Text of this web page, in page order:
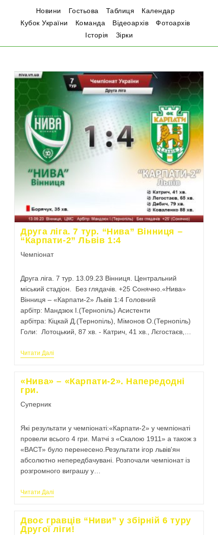
Новини Гостьова Таблиця
Календар
Кубок України
Команда Відеоархів
Фотоархів
Історія
Зірки
Друга ліга. 7 тур. “Нива” Вінниця –
“Карпати-2” Львів 1:4
Чемпіонат
Друга ліга. 7 тур. 13.09.23 Вінниця. Центральний
міський стадіон. Без глядачів. +25 Сонячно.«Нива»
Вінниця – «Карпати-2» Львів 1:4 Головний
арбітр: Мандзюк І.(Тернопіль) Асистенти
арбітра: Кіцкай Д.(Тернопіль), Мімонов О.(Тернопіль)
Голи: Лотоцький, 87 хв. - Катрич, 41 хв., Лєгостаєв,…
Читати Далі
«Нива» – «Карпати-2». Напередодні
гри.
Суперник
Які результати у чемпіонаті:«Карпати-2» у чемпіонаті
провели всього 4 гри. Матчі з «Скалою 1911» а також з
«ВАСТ» було перенесено.Результати ігор львів'ян
абсолютно непередбачувані. Розпочали чемпіонат із
розгромного виграшу у…
Читати Далі
Двоє гравців “Ниви” у збірній 6 туру
Другої ліги!